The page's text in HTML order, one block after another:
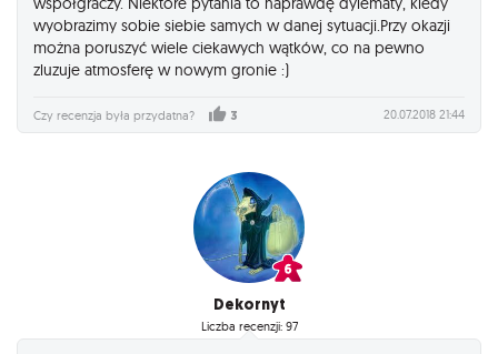
wyobrazimy sobie siebie samych w danej sytuacji.Przy okazji
można poruszyć wiele ciekawych wątków, co na pewno
zluzuje atmosferę w nowym gronie :)
Czy recenzja była przydatna? 3 20.07.2018 21:44
Dekornyt
Liczba recenzji: 97